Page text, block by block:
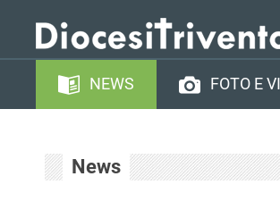
NEWS FOTO E
News